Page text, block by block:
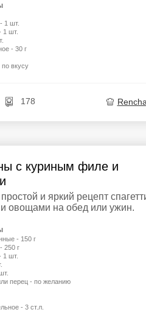
1 шт.
1 шт.
- 30 г
вкусу
178
с куриным филе и
и яркий рецепт
и овощами на обед или ужин.
- 150 г
250 г
1 шт.
перец - по желанию
- 3 ст.л.